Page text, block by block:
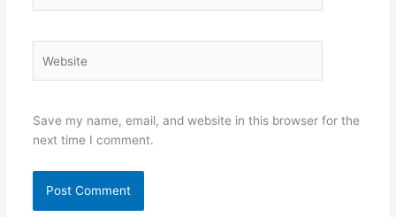
Save my name, email, and website in this browser for the
next time I comment.